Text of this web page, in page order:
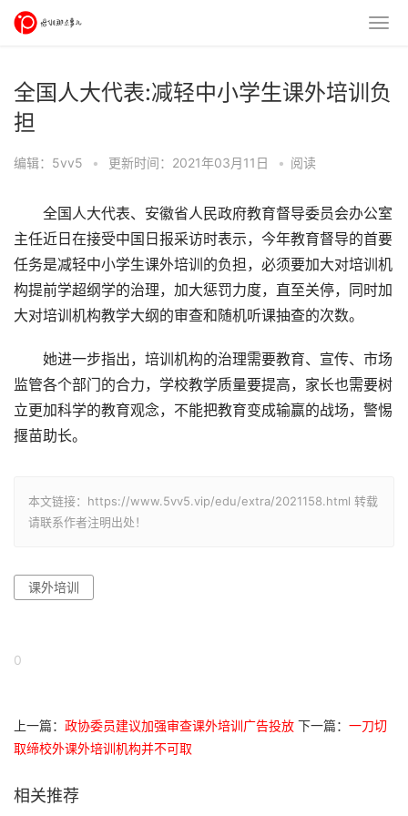
全国人大代表:减轻中小学生课外培训负
担
编辑：5vv5 • 更新时间：2021年03月11日 • 阅读
全国人大代表、安徽省人民政府教育督导委员会办公室
主任近日在接受中国日报采访时表示，今年教育督导的首要
任务是减轻中小学生课外培训的负担，必须要加大对培训机
构提前学超纲学的治理，加大惩罚力度，直至关停，同时加
大对培训机构教学大纲的审查和随机听课抽查的次数。
她进一步指出，培训机构的治理需要教育、宣传、市场
监管各个部门的合力，学校教学质量要提高，家长也需要树
立更加科学的教育观念，不能把教育变成输赢的战场，警惕
揠苗助长。
本文链接：https://www.5vv5.vip/edu/extra/2021158.html 转载
请联系作者注明出处！
课外培训
0
上一篇： 政协委员建议加强审查课外培训广告投放 下一篇： 一刀切
取缔校外课外培训机构并不可取
相关推荐